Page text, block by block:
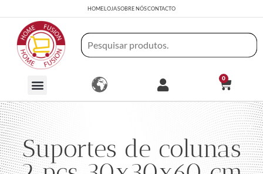
HOMELOJASOBRE NÓSCONTACTO
0
Suportes de colunas